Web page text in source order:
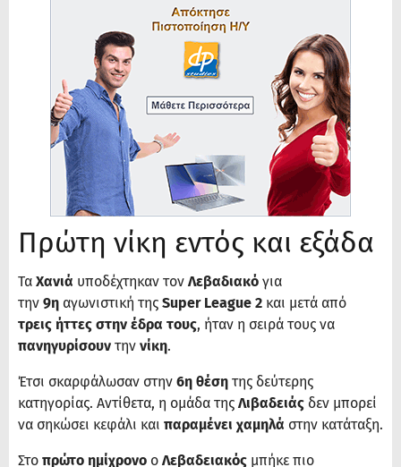
Πρώτη νίκη εντός και εξάδα
Τα Χανιά υποδέχτηκαν τον Λεβαδιακό για
την 9η αγωνιστική της Super League 2 και μετά από
τρεις ήττες στην έδρα τους, ήταν η σειρά τους να
πανηγυρίσουν την νίκη.
Έτσι σκαρφάλωσαν στην 6η θέση της δεύτερης
κατηγορίας. Αντίθετα, η ομάδα της Λιβαδειάς δεν μπορεί
να σηκώσει κεφάλι και παραμένει χαμηλά στην κατάταξη.
Στο πρώτο ημίχρονο ο Λεβαδειακός μπήκε πιο